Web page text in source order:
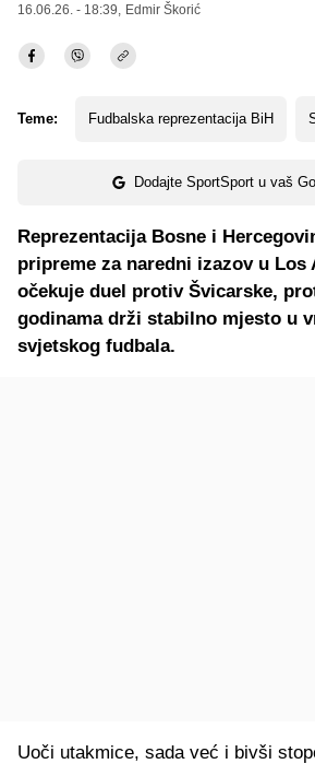
16.06.26. - 18:39, Edmir Škorić
Teme: Fudbalska reprezentacija BiH
Dodajte SportSport u vaš
Reprezentacija Bosne i
pripreme za naredni izazov u Los
očekuje duel protiv Švicarske,
godinama drži stabilno mjesto u
svjetskog fudbala.
Uoči utakmice, sada već i bivši